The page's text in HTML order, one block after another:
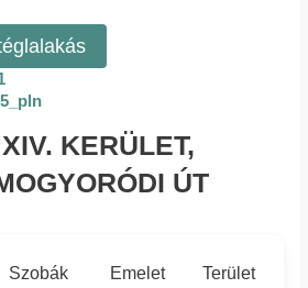
KERÜLET,
ÚT
Szobák Emelet Terület